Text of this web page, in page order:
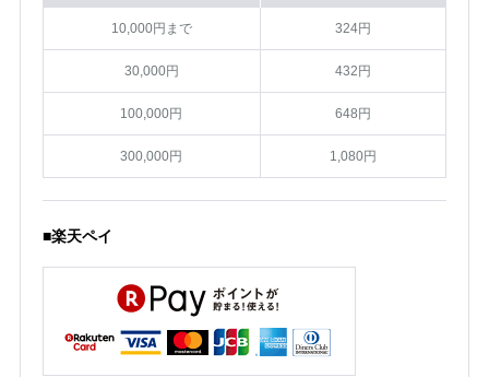
10,000円まで 324円
30,000円 432円
100,000円 648円
300,000円 1,080円
■楽天ペイ